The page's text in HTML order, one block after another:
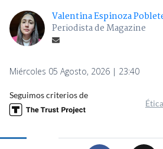
Valentina Espinoza
Periodista de Magazine
Miércoles 05 Agosto, 2026 | 23:40
Seguimos criterios de